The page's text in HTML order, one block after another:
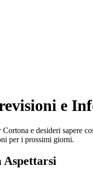
e
e desideri sapere
per i prossimi giorni.
Aspettarsi